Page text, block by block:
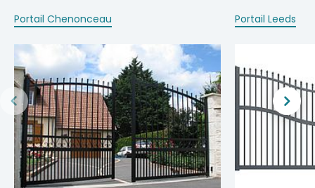
Portail Chenonceau Portail Leeds